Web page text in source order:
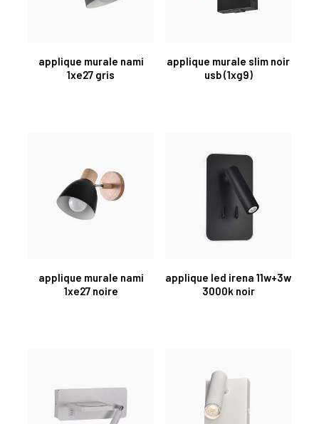
applique murale nami
1xe27 gris
applique murale slim noir
usb (1xg9)
applique murale nami
1xe27 noire
applique led irena 11w+3w
3000k noir